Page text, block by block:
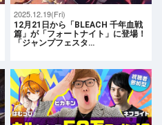
2025.12.19(Fri)
12月21日から「BLEACH 千年血戦
篇」が「フォートナイト」に登場！
「ジャンプフェスタ…